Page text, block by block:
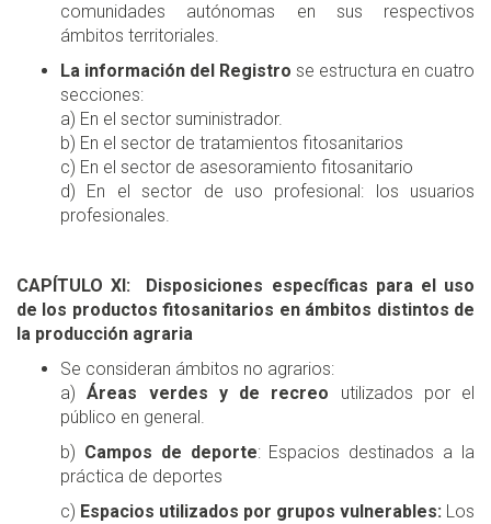
comunidades autónomas en sus respectivos
ámbitos territoriales.
La información del Registro se estructura en cuatro
secciones:
a) En el sector suministrador.
b) En el sector de tratamientos fitosanitarios
c) En el sector de asesoramiento fitosanitario
d) En el sector de uso profesional: los usuarios
profesionales.
CAPÍTULO XI: Disposiciones específicas para el uso
de los productos fitosanitarios en ámbitos distintos de
la producción agraria
Se consideran ámbitos no agrarios:
a)Áreas verdes y de recreo utilizados por el
público en general.
b) Campos de deporte: Espacios destinados a la
práctica de deportes
c) Espacios utilizados por grupos vulnerables: Los